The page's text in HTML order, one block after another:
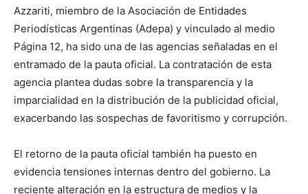
Azzariti, miembro de la Asociación de Entidades
Periodísticas Argentinas (Adepa) y vinculado al medio
Página 12, ha sido una de las agencias señaladas en el
entramado de la pauta oficial. La contratación de esta
agencia plantea dudas sobre la transparencia y la
imparcialidad en la distribución de la publicidad oficial,
exacerbando las sospechas de favoritismo y corrupción.
El retorno de la pauta oficial también ha puesto en
evidencia tensiones internas dentro del gobierno. La
reciente alteración en la estructura de medios y la